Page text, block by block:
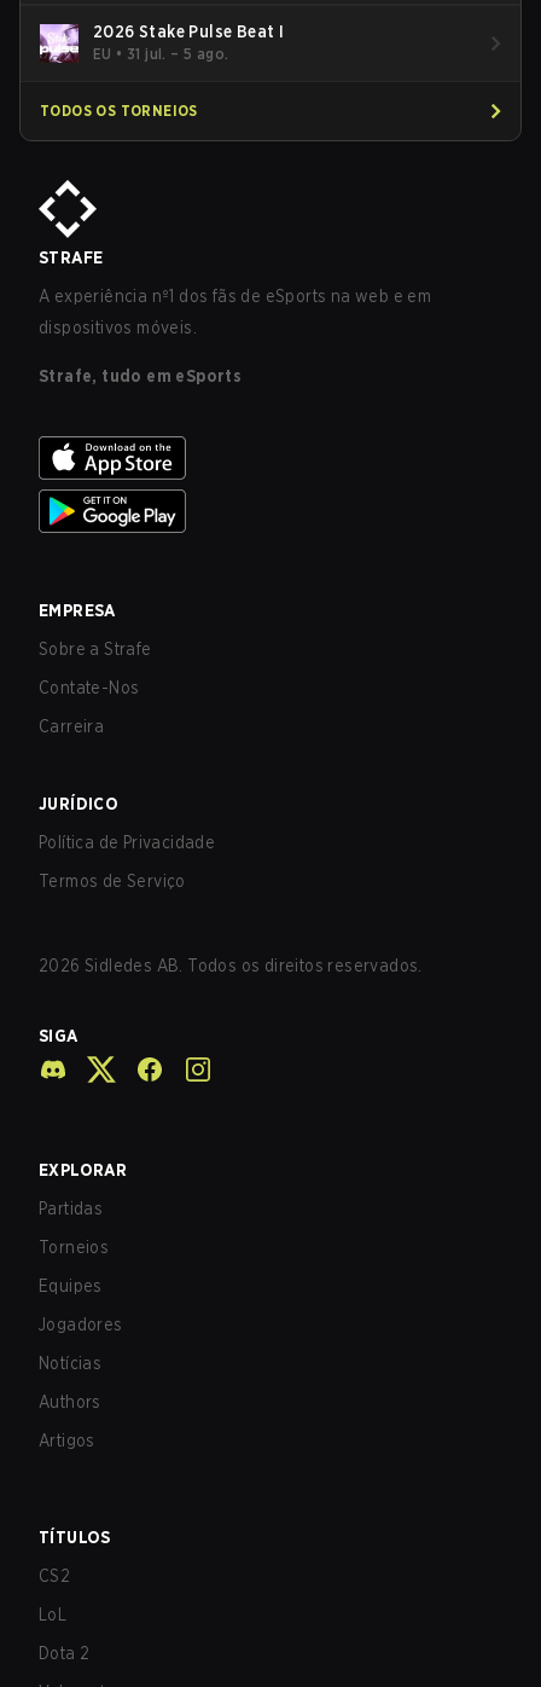
2026 Stake Pulse Beat I
EU • 31 jul. – 5 ago.
TODOS OS TORNEIOS
STRAFE
A experiência nº1 dos fãs de eSports na web e em
dispositivos móveis.
Strafe, tudo em eSports
EMPRESA
Sobre a Strafe
Contate-Nos
Carreira
JURÍDICO
Política de Privacidade
Termos de Serviço
2026 Sidledes AB. Todos os direitos reservados.
SIGA
EXPLORAR
Partidas
Torneios
Equipes
Jogadores
Notícias
Authors
Artigos
TÍTULOS
CS2
LoL
Dota 2